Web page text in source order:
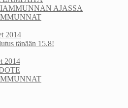
AJASSA
2014
tänään 15.8!
2014